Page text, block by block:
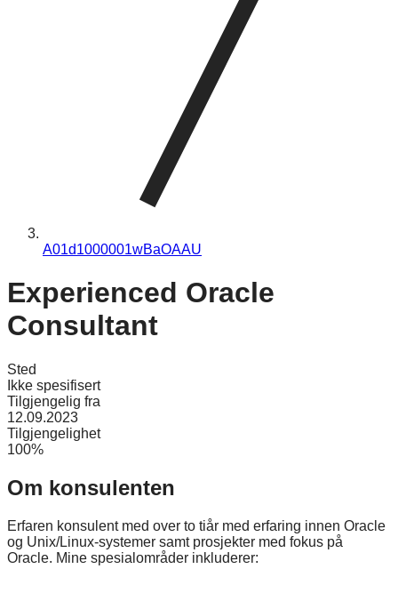
A01d1000001wBaOAAU
Experienced Oracle
Consultant
Sted
Ikke spesifisert
Tilgjengelig fra
12.09.2023
Tilgjengelighet
100%
Om konsulenten
Erfaren konsulent med over to tiår med erfaring innen Oracle
og Unix/Linux-systemer samt prosjekter med fokus på
Oracle. Mine spesialområder inkluderer: